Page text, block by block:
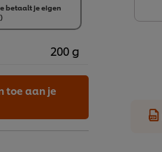
betaalt je eigen
200 g